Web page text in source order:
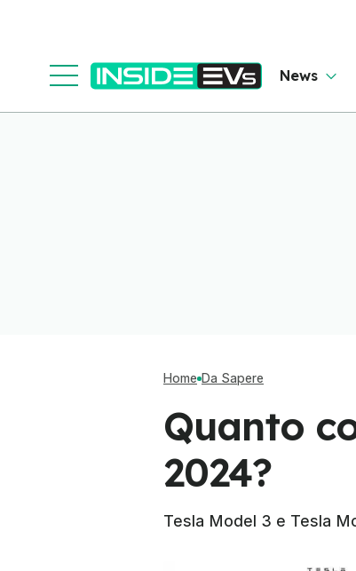
News
Home Da Sapere
Quanto
2024?
Tesla Model 3 e Tesla